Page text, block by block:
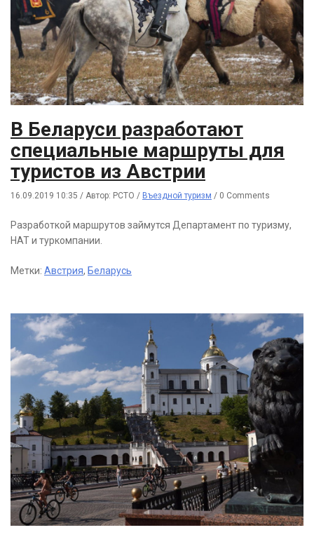
В Беларуси разработают
специальные маршруты для
туристов из Австрии
16.09.2019 10:35 / Автор: РСТО / Въездной туризм / 0 Comments
Разработкой маршрутов займутся Департамент по туризму,
НАТ и туркомпании.
Метки: Австрия, Беларусь